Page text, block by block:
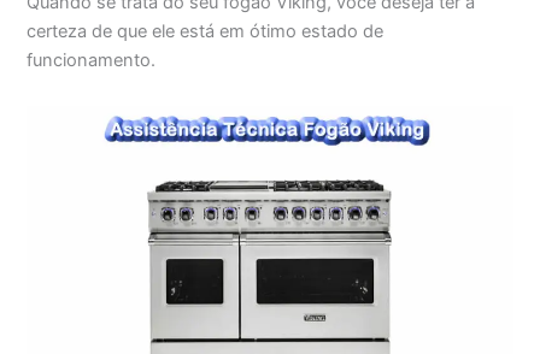
certeza de que ele está em ótimo estado de
funcionamento.